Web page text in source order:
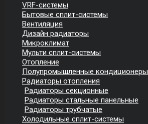
VRF-системы
Бытовые сплит-системы
Вентиляция
Дизайн радиаторы
Микроклимат
Мульти сплит-системы
Отопление
Полупромышленные кондиционеры
Радиаторы отопления
Радиаторы секционные
Радиаторы стальные панельные
Радиаторы трубчатые
Холодильные сплит-системы